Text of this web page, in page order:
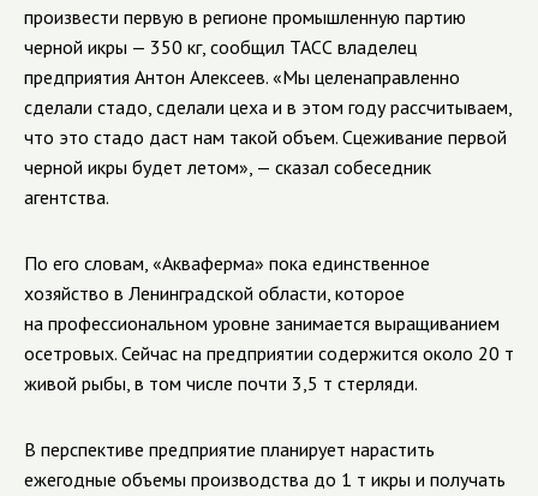
произвести первую в регионе промышленную партию
черной икры — 350 кг, сообщил ТАСС владелец
предприятия Антон Алексеев. «Мы целенаправленно
сделали стадо, сделали цеха и в этом году рассчитываем,
что это стадо даст нам такой объем. Сцеживание первой
черной икры будет летом», — сказал собеседник
агентства.
По его словам, «Акваферма» пока единственное
хозяйство в Ленинградской области, которое
на профессиональном уровне занимается выращиванием
осетровых. Сейчас на предприятии содержится около 20 т
живой рыбы, в том числе почти 3,5 т стерляди.
В перспективе предприятие планирует нарастить
ежегодные объемы производства до 1 т икры и получать